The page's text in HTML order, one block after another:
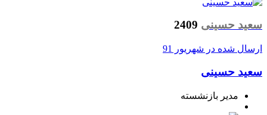
سعید حسینی 2409
ارسال شده در شهریور 91
سعید حسینی
مدیر بازنشسته